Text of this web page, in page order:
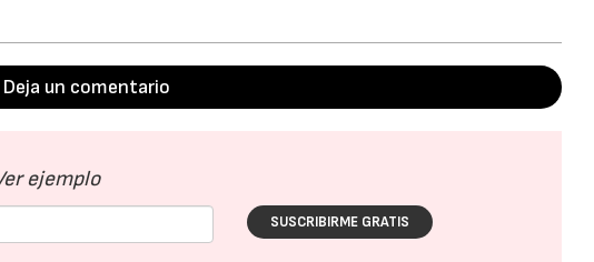
Deja un comentario
ejemplo
SUSCRIBIRME GRATIS